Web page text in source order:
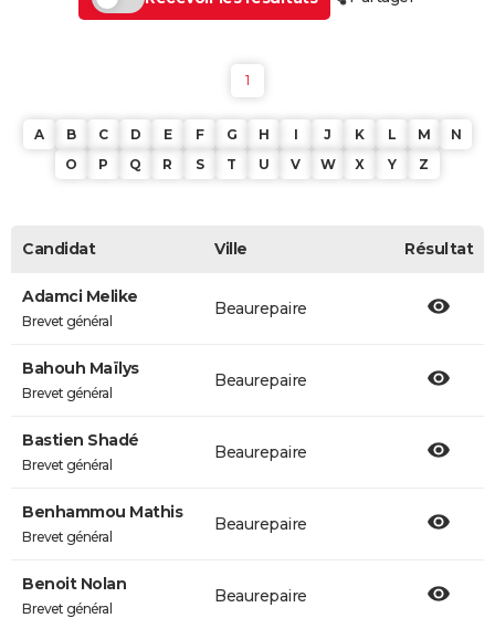
1
A B C D E F G H I J K L M
N
O
P Q R S T U V W X Y Z
Candidat Ville Résultat
Adamci Melike
Brevet général
Beaurepaire
Bahouh Maïlys
Brevet général
Beaurepaire
Bastien Shadé
Brevet général
Beaurepaire
Benhammou Mathis
Brevet général
Beaurepaire
Benoit Nolan
Brevet général
Beaurepaire